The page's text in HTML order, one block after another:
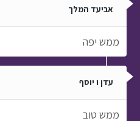
אביעד המלך
ממש יפה
עדן ו יוסף
ממש טוב